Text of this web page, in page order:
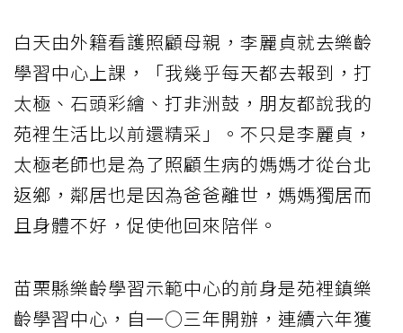
白天由外籍看護照顧母親，李麗貞就去樂齡
學習中心上課，「我幾乎每天都去報到，打
太極、石頭彩繪、打非洲鼓，朋友都說我的
苑裡生活比以前還精采」。不只是李麗貞，
太極老師也是為了照顧生病的媽媽才從台北
返鄉，鄰居也是因為爸爸離世，媽媽獨居而
且身體不好，促使他回來陪伴。
苗栗縣樂齡學習示範中心的前身是苑裡鎮樂
齡學習中心，自一○三年開辦，連續六年獲